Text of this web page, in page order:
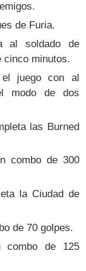
de Furia.
al soldado de
cinco minutos.
el juego con al
modo de dos
las Burned
combo de 300
la Ciudad de
de 70 golpes.
combo de 125